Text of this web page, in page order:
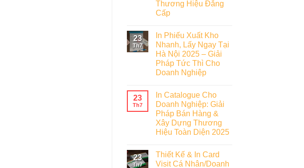
Thương Hiệu Đẳng
Cấp
23
Th7
In Phiếu Xuất Kho
Nhanh, Lấy Ngay Tại
Hà Nội 2025 – Giải
Pháp Tức Thì Cho
Doanh Nghiệp
23
Th7
In Catalogue Cho
Doanh Nghiệp: Giải
Pháp Bán Hàng &
Xây Dựng Thương
Hiệu Toàn Diện 2025
23
Th7
Thiết Kế & In Card
Visit Cá Nhân/Doanh